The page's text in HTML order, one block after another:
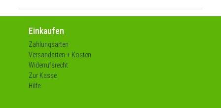
Einkaufen
Zahlungsarten
Versandarten + Kosten
Widerrufsrecht
Zur Kasse
Hilfe